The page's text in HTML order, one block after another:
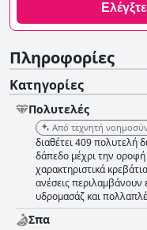
Πληροφορίες
Κατηγορίες
Πολυτελές
Από τεχνητή
διαθέτει 409 πολυτελή
δάπεδο μέχρι την
χαρακτηριστικά
ανέσεις περιλαμβάνουν
υδρομασάζ και
Σπα